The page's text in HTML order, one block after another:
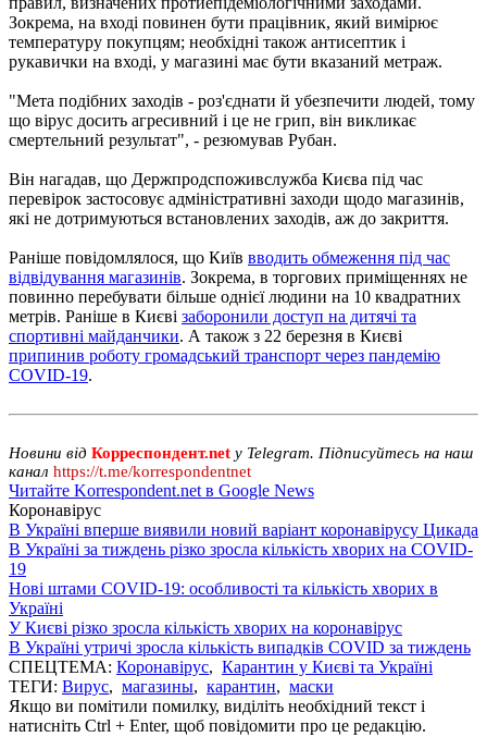
Зокрема, на вході повинен бути працівник, який вимірює
температуру покупцям; необхідні також антисептик і
рукавички на вході, у магазині має бути вказаний метраж.
"Мета подібних заходів - роз'єднати й убезпечити людей, тому
що вірус досить агресивний і це не грип, він викликає
смертельний результат", - резюмував Рубан.
Він нагадав, що Держпродспоживслужба Києва під час
перевірок застосовує адміністративні заходи щодо магазинів,
які не дотримуються встановлених заходів, аж до закриття.
Раніше повідомлялося, що Київ вводить обмеження під час
відвідування магазинів. Зокрема, в торгових приміщеннях не
повинно перебувати більше однієї людини на 10 квадратних
метрів. Раніше в Києві заборонили доступ на дитячі та
спортивні майданчики. А також з 22 березня в Києві
припинив роботу громадський транспорт через пандемію
COVID-19.
Новини від Корреспондент.net у Telegram. Підписуйтесь на наш
канал https://t.me/korrespondentnet
Читайте Korrespondent.net в Google News
Коронавірус
В Україні вперше виявили новий варіант коронавірусу Цикада
В Україні за тиждень різко зросла кількість хворих на COVID-
19
Нові штами COVID-19: особливості та кількість хворих в
Україні
У Києві різко зросла кількість хворих на коронавірус
В Україні утричі зросла кількість випадків COVID за тиждень
СПЕЦТЕМА: Коронавірус, Карантин у Києві та Україні
ТЕГИ: Вирус, магазины, карантин, маски
Якщо ви помітили помилку, виділіть необхідний текст і
натисніть Ctrl + Enter, щоб повідомити про це редакцію.